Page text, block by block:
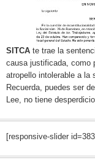
SITCA te trae la
causa justificada, como
atropello intolerable a la
Recuerda, puedes ser
Lee, no tiene desperdicio.
[responsive-slider